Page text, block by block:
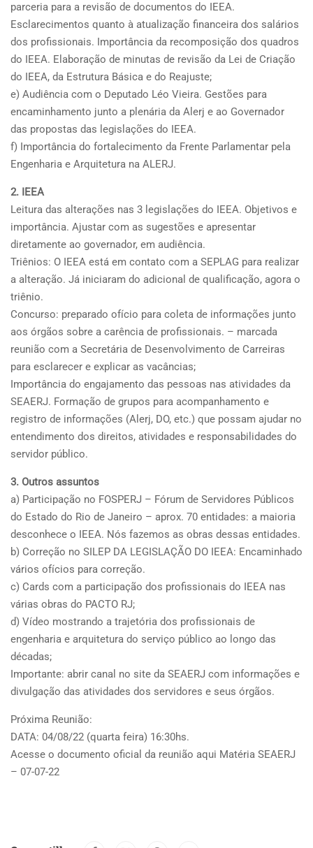
parceria para a revisão de documentos do IEEA.
Esclarecimentos quanto à atualização financeira dos salários
dos profissionais. Importância da recomposição dos quadros
do IEEA. Elaboração de minutas de revisão da Lei de Criação
do IEEA, da Estrutura Básica e do Reajuste;
e) Audiência com o Deputado Léo Vieira. Gestões para
encaminhamento junto a plenária da Alerj e ao Governador
das propostas das legislações do IEEA.
f) Importância do fortalecimento da Frente Parlamentar pela
Engenharia e Arquitetura na ALERJ.
2. IEEA
Leitura das alterações nas 3 legislações do IEEA. Objetivos e
importância. Ajustar com as sugestões e apresentar
diretamente ao governador, em audiência.
Triênios: O IEEA está em contato com a SEPLAG para realizar
a alteração. Já iniciaram do adicional de qualificação, agora o
triênio.
Concurso: preparado ofício para coleta de informações junto
aos órgãos sobre a carência de profissionais. – marcada
reunião com a Secretária de Desenvolvimento de Carreiras
para esclarecer e explicar as vacâncias;
Importância do engajamento das pessoas nas atividades da
SEAERJ. Formação de grupos para acompanhamento e
registro de informações (Alerj, DO, etc.) que possam ajudar no
entendimento dos direitos, atividades e responsabilidades do
servidor público.
3. Outros assuntos
a) Participação no FOSPERJ – Fórum de Servidores Públicos
do Estado do Rio de Janeiro – aprox. 70 entidades: a maioria
desconhece o IEEA. Nós fazemos as obras dessas entidades.
b) Correção no SILEP DA LEGISLAÇÃO DO IEEA: Encaminhado
vários ofícios para correção.
c) Cards com a participação dos profissionais do IEEA nas
várias obras do PACTO RJ;
d) Vídeo mostrando a trajetória dos profissionais de
engenharia e arquitetura do serviço público ao longo das
décadas;
Importante: abrir canal no site da SEAERJ com informações e
divulgação das atividades dos servidores e seus órgãos.
Próxima Reunião:
DATA: 04/08/22 (quarta feira) 16:30hs.
Acesse o documento oficial da reunião aqui Matéria SEAERJ
– 07-07-22